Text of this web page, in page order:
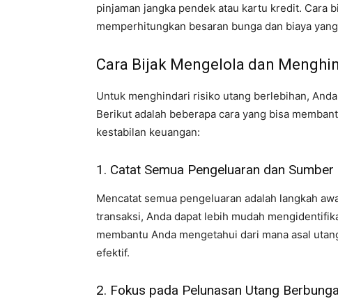
pinjaman jangka pendek atau kartu kredit. Cara
memperhitungkan besaran bunga dan biaya
Cara Bijak Mengelola dan
Untuk menghindari risiko utang berlebihan,
Berikut adalah beberapa cara yang bisa
kestabilan keuangan:
1. Catat Semua Pengeluaran dan Sumber
Mencatat semua pengeluaran adalah langkah
transaksi, Anda dapat lebih mudah
membantu Anda mengetahui dari mana asal
efektif.
2. Fokus pada Pelunasan Utang